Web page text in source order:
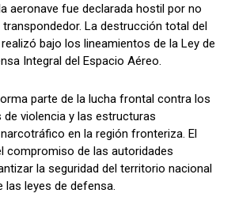
aeronave fue declarada hostil por no
La destrucción total del
bajo los lineamientos de la Ley de
Integral del Espacio Aéreo.
parte de la lucha frontal contra los
violencia y las estructuras
en la región fronteriza. El
compromiso de las autoridades
la seguridad del territorio nacional
las leyes de defensa.